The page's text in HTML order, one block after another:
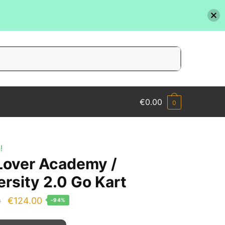
€0.00 0
Academy /
2.0 Go Kart
Il
€124.00Il
-94%